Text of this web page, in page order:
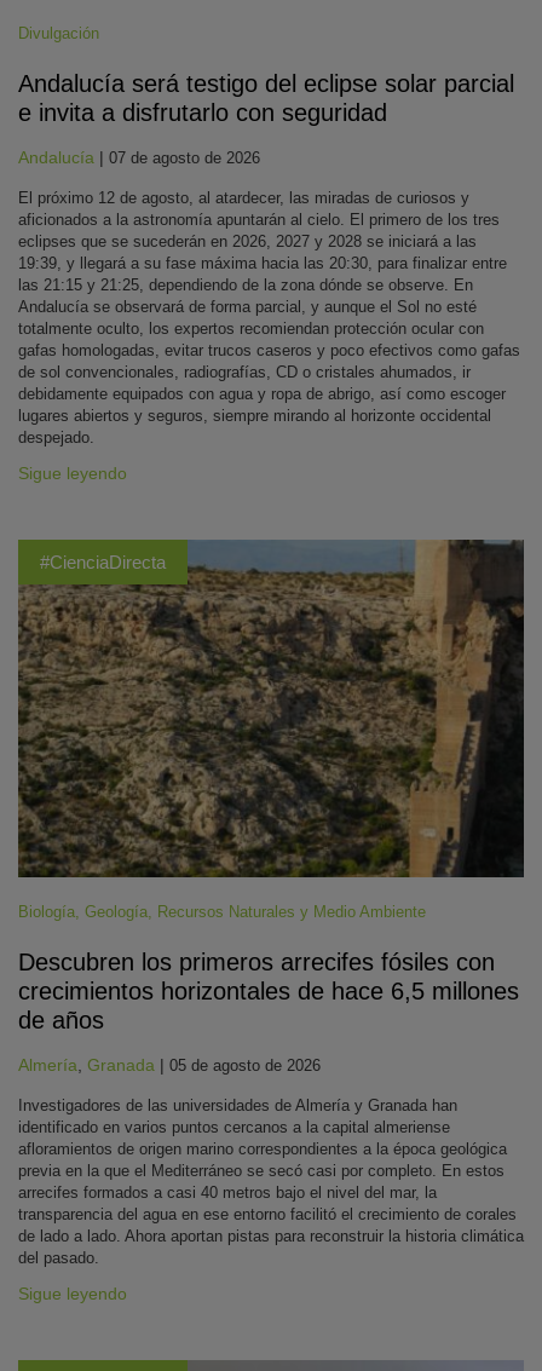
Divulgación
Andalucía será testigo del eclipse solar parcial
e invita a disfrutarlo con seguridad
Andalucía | 07 de agosto de 2026
El próximo 12 de agosto, al atardecer, las miradas de curiosos y
aficionados a la astronomía apuntarán al cielo. El primero de los tres
eclipses que se sucederán en 2026, 2027 y 2028 se iniciará a las
19:39, y llegará a su fase máxima hacia las 20:30, para finalizar entre
las 21:15 y 21:25, dependiendo de la zona dónde se observe. En
Andalucía se observará de forma parcial, y aunque el Sol no esté
totalmente oculto, los expertos recomiendan protección ocular con
gafas homologadas, evitar trucos caseros y poco efectivos como gafas
de sol convencionales, radiografías, CD o cristales ahumados, ir
debidamente equipados con agua y ropa de abrigo, así como escoger
lugares abiertos y seguros, siempre mirando al horizonte occidental
despejado.
Sigue leyendo
#CienciaDirecta
Biología, Geología, Recursos Naturales y Medio Ambiente
Descubren los primeros arrecifes fósiles con
crecimientos horizontales de hace 6,5 millones
de años
Almería, Granada | 05 de agosto de 2026
Investigadores de las universidades de Almería y Granada han
identificado en varios puntos cercanos a la capital almeriense
afloramientos de origen marino correspondientes a la época geológica
previa en la que el Mediterráneo se secó casi por completo. En estos
arrecifes formados a casi 40 metros bajo el nivel del mar, la
transparencia del agua en ese entorno facilitó el crecimiento de corales
de lado a lado. Ahora aportan pistas para reconstruir la historia climática
del pasado.
Sigue leyendo